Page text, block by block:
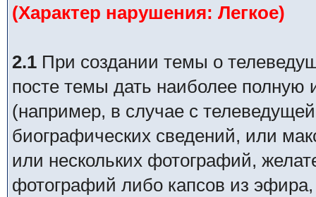
(Характер нарушения: Легкое)
2.1 При создании темы о
посте темы дать наиболее
(например, в случае с
биографических сведений, или
или нескольких фотографий,
фотографий либо капсов из